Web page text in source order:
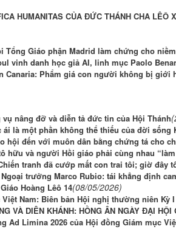
HUMANITAS CỦA ĐỨC THÁNH CHA
Tổng Giáo phận Madrid làm chứng cho
vinh danh học giả AI, linh mục Paolo
Canaria: Phẩm giá con người không bị giới
nâng đỡ và diễn tả đức tin của Hội Thánh
ái là một phần không thể thiếu của đời
hội đến với muôn dân bằng chứng tá cho
hữu và người Hồi giáo phải cùng nhau
tranh đã cướp mất con trai tôi; giờ đây
trưởng Marco Rubio: tái khẳng định
Hoàng Lêô 14(08/05/2026)
Nam: Biên bản Hội nghị thường niên Kỳ I
VÀ DIÊN KHÁNH: HỒNG ÂN NGÀY ĐẠI
Ad Limina 2026 của Hội đồng Giám mục